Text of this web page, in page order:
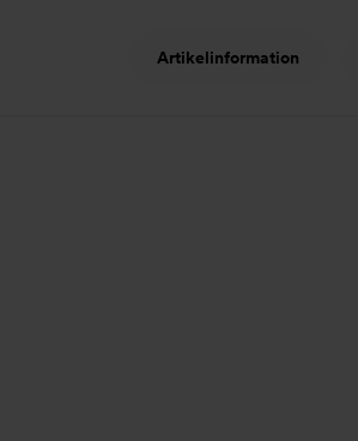
Artikelinformation